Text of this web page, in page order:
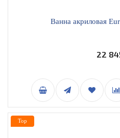
Ванна акриловая
22
Top